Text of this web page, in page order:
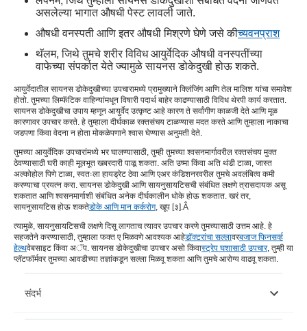
असलेल्या भागात औषधी पेस्ट लावली जाते.
औषधी वनस्पती आणि इतर औषधी मिश्रणे घेणे जसे कीच्यवनप्राश
थॅलम, जिथे तुमचे शरीर विविध आयुर्वेदिक औषधी वनस्पतींच्या
वाफेच्या संपर्कात येते ज्यामुळे सायनस डोकेदुखी होऊ शकते.
आयुर्वेदातील सायनस डोकेदुखीच्या उपचारामध्ये प्रामुख्याने क्लिंजिंग आणि तेल मालिश यांचा समावेश
होतो. तुमच्या लिम्फॅटिक वाहिन्यांमधून विषारी पदार्थ बाहेर काढण्यासाठी विविध थेरपी कार्य करतात.
सायनस डोकेदुखीचा उपाय म्हणून आयुर्वेद उत्कृष्ट आहे कारण ते सर्वांगीण काळजी देते आणि मूळ
कारणावर उपचार करते. हे तुम्हाला दीर्घकाळ रक्तसंचय टाळण्यास मदत करते आणि तुम्हाला नाकाचा
जडपणा किंवा वेदना न होता मोकळेपणाने श्वास घेण्यास अनुमती देते.
तुमच्या आयुर्वेदिक उपचारांमध्ये भर घालण्यासाठी, तुम्ही तुमच्या श्वसनमार्गावरील रक्तसंचय मुक्त
ठेवण्यासाठी घरी काही मूलभूत खबरदारी पाळू शकता. अति उष्मा किंवा अति थंडी टाळा, जास्त
अल्कोहोल पिणे टाळा, स्वतःला हायड्रेट ठेवा आणि एअर कंडिशनरवरील तुमचे अवलंबित्व कमी
करण्याचा प्रयत्न करा. सायनस डोकेदुखी आणि सायनुसायटिसची संबंधित लक्षणे त्रासदायक असू
शकतात आणि श्वसनमार्गाशी संबंधित अनेक दीर्घकालीन धोके होऊ शकतात. खरं तर,
सायनुसायटिस होऊ शकतेडोके आणि मान कर्करोग, खूप [३].Â
त्यामुळे, सायनुसायटिसची लक्षणे दिसू लागताच त्यावर उपचार करणे तुमच्यासाठी उत्तम आहे. हे
सहजतेने करण्यासाठी, तुम्हाला फक्त ए मिळवणे आवश्यक आहेडॉक्टरांचा सल्लावरबजाज फिनसर्व्ह
हेल्थवेबसाइट किंवा अॅप. सायनस डोकेदुखीचा उपचार असो किंवास्ट्रेप घशासाठी उपचार, तुम्ही या
प्लॅटफॉर्मवर तुमच्या आवडीच्या तज्ञांकडून सल्ला मिळवू शकता आणि तुमचे आरोग्य वाढवू शकता.
संदर्भ